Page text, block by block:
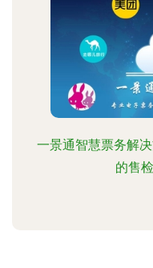
一景通智慧票务解
的售